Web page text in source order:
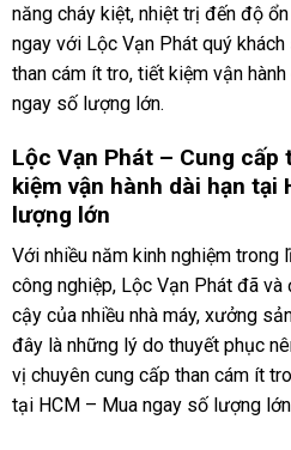
năng cháy kiệt, nhiệt trị đến độ
ngay với Lộc Vạn Phát quý
than cám ít tro, tiết kiệm vận
ngay số lượng lớn.
Lộc Vạn Phát – Cung
kiệm vận hành dài hạn tại
lượng lớn
Với nhiều năm kinh nghiệm trong
công nghiệp, Lộc Vạn Phát đã
cậy của nhiều nhà máy, xưởng
đây là những lý do thuyết phục
vị chuyên cung cấp than cám ít
tại HCM – Mua ngay số lượng